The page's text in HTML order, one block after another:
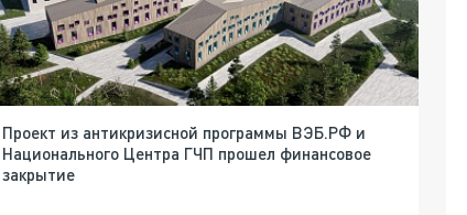
Проект из антикризисной программы ВЭБ.РФ и
Национального Центра ГЧП прошел финансовое
закрытие